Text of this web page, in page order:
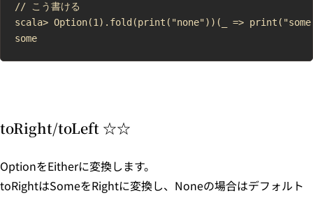
// こう書ける
scala> Option(1).fold(print("none"))(_ =>
toRight/toLeft ☆☆
OptionをEitherに変換します。
toRightはSomeをRightに変換し、Noneの場合はデフォルト